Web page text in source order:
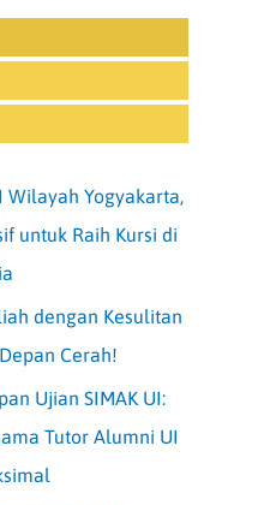
Wilayah Yogyakarta,
untuk Raih Kursi di
dengan Kesulitan
Cerah!
Ujian SIMAK UI:
Tutor Alumni UI